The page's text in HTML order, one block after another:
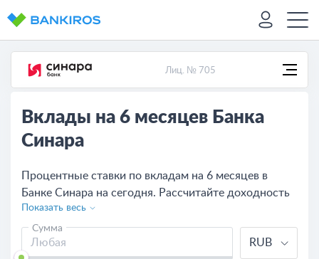
Лиц. № 705
Вклады на 6 месяцев Банка
Синара
Процентные ставки по вкладам на 6 месяцев в
Банке Синара на сегодня. Рассчитайте доходность
вклада на полгода калькулятором bankiros и
откройте депозит, подав заявку или обратившись в
отделение банка.
Показать весь
Сумма
RUB